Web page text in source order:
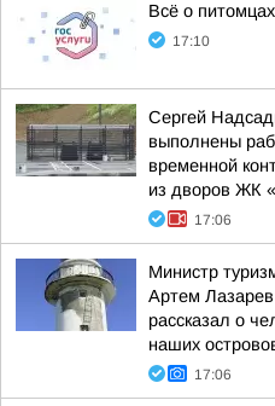
Всё о
17:10
Сергей
выполнены
временной
из дворов ЖК
17:06
Министр
Артем
рассказал о
наших
17:06